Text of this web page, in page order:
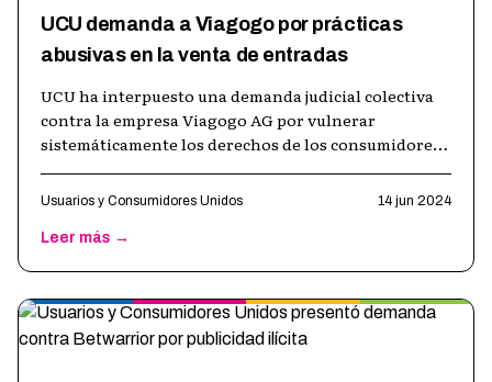
UCU demanda a Viagogo por prácticas
abusivas en la venta de entradas
UCU ha interpuesto una demanda judicial colectiva
contra la empresa Viagogo AG por vulnerar
sistemáticamente los derechos de los consumidores
Usuarios y Consumidores Unidos 14 jun 2024
Leer más →